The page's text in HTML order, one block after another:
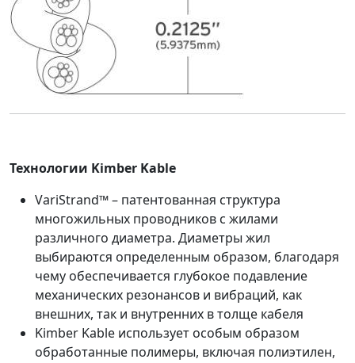
Технологии Kimber Kable
VariStrand™ – патентованная структура
многожильных проводников с жилами
различного диаметра. Диаметры жил
выбираются определенным образом, благодаря
чему обеспечивается глубокое подавление
механических резонансов и вибраций, как
внешних, так и внутренних в толще кабеля
Kimber Kable использует особым образом
обработанные полимеры, включая полиэтилен,